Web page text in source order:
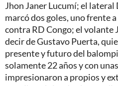
Jhon Janer Lucumí; el
marcó dos goles, uno frente
contra RD Congo; el volante
decir de Gustavo Puerta,
presente y futuro del
solamente 22 años y con
impresionaron a propios y